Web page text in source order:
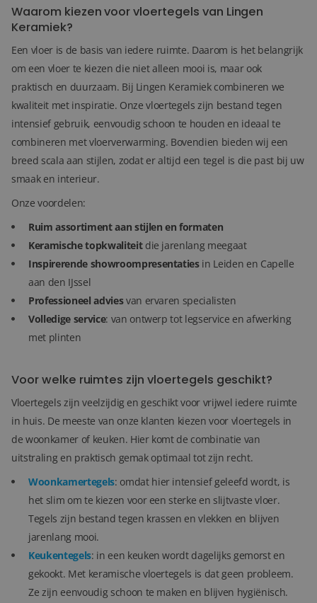
Waarom kiezen voor vloertegels van Lingen
Keramiek?
Een vloer is de basis van iedere ruimte. Daarom is het belangrijk
om een vloer te kiezen die niet alleen mooi is, maar ook
praktisch en duurzaam. Bij Lingen Keramiek combineren we
kwaliteit met inspiratie. Onze vloertegels zijn bestand tegen
intensief gebruik, eenvoudig schoon te houden en ideaal te
combineren met vloerverwarming. Bovendien bieden wij een
breed scala aan stijlen, zodat er altijd een tegel is die past bij uw
smaak en interieur.
Onze voordelen:
Ruim assortiment aan stijlen en formaten
Keramische topkwaliteitdie jarenlang meegaat
Inspirerende showroompresentatiesin Leiden en Capelle
aan den IJssel
Professioneel adviesvan ervaren specialisten
Volledige service: van ontwerp tot legservice en afwerking
met plinten
Voor welke ruimtes zijn vloertegels geschikt?
Vloertegels zijn veelzijdig en geschikt voor vrijwel iedere ruimte
in huis. De meeste van onze klanten kiezen voor vloertegels in
de woonkamer of keuken. Hier komt de combinatie van
uitstraling en praktisch gemak optimaal tot zijn recht.
Woonkamertegels: omdat hier intensief geleefd wordt, is
het slim om te kiezen voor een sterke en slijtvaste vloer.
Tegels zijn bestand tegen krassen en vlekken en blijven
jarenlang mooi.
Keukentegels: in een keuken wordt dagelijks gemorst en
gekookt. Met keramische vloertegels is dat geen probleem.
Ze zijn eenvoudig schoon te maken en blijven hygiënisch.